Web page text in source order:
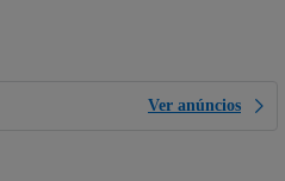
Ver anúncios